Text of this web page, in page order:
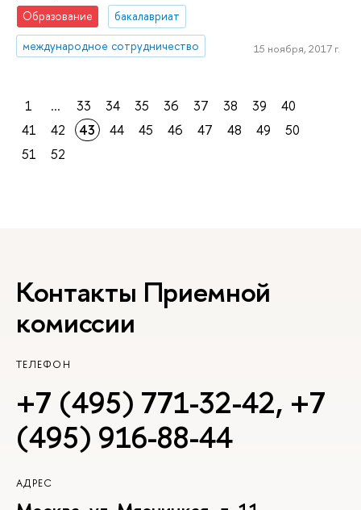
Образование
бакалавриат
международное сотрудничество
15 ноября, 2017 г.
1 ... 33 34 35 36 37 38 39
40
41
42 43 44 45 46 47 48 49
50
51
52
Контакты Приемной
комиссии
ТЕЛЕФОН
+7 (495) 771-32-42, +7
(495) 916-88-44
АДРЕС